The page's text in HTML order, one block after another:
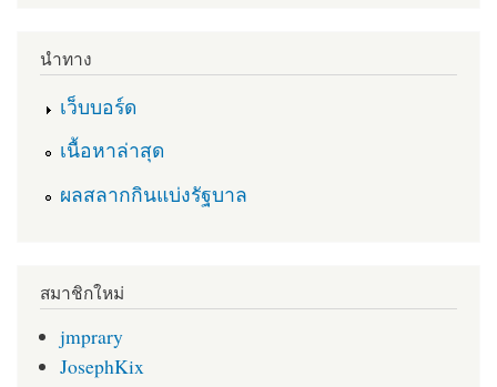
นำทาง
เว็บบอร์ด
เนื้อหาล่าสุด
ผลสลากกินแบ่งรัฐบาล
สมาชิกใหม่
jmprary
JosephKix